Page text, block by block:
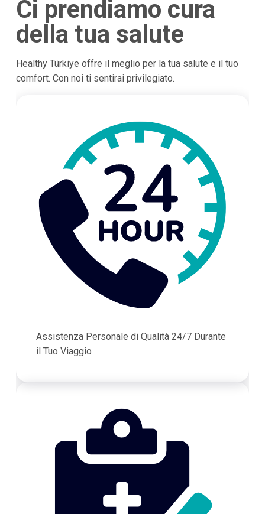
Ci prendiamo cura
della tua salute
Healthy Türkiye offre il meglio per la tua salute e il tuo
comfort. Con noi ti sentirai privilegiato.
Assistenza Personale di Qualità 24/7 Durante
il Tuo Viaggio